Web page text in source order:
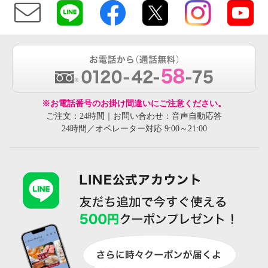
※お電話番号のお掛け間違いにご注意ください。
ご注文：24時間｜お問い合わせ：音声自動応答
24時間／オペレーター対応 9:00～21:00